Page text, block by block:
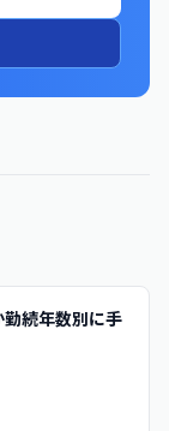
続年数別に手